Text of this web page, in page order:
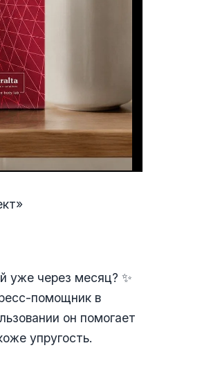
уже через месяц? ✨
помощник в
он помогает
упругость.